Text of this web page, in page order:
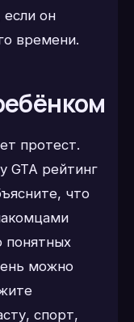
он
времени.
протест.
GTA рейтинг
что
понятных
можно
спорт,